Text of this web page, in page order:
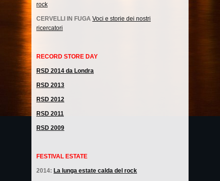
rock
CERVELLI IN FUGA Voci e storie dei nostri
ricercatori
RECORD STORE DAY
RSD 2014 da Londra
RSD 2013
RSD 2012
RSD 2011
RSD 2009
FESTIVAL ESTATE
2014: La lunga estate calda del rock